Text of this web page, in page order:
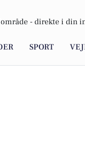
- direkte i din
SPORT